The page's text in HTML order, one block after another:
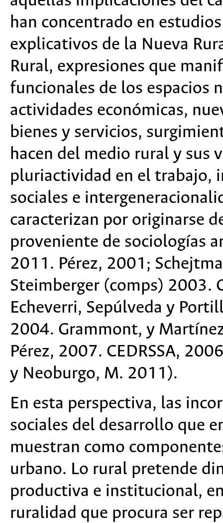
han concentrado en
explicativos de la Nueva
Rural, expresiones que
funcionales de los espacios
actividades económicas,
bienes y servicios,
hacen del medio rural y sus
pluriactividad en el trabajo,
sociales e
caracterizan por originarse
proveniente de sociologías
2011. Pérez, 2001;
Steimberger (comps) 2003.
Echeverri, Sepúlveda y
2004. Grammont, y
Pérez, 2007. CEDRSSA,
y Neoburgo, M. 2011).
En esta perspectiva, las
sociales del desarrollo que
muestran como
urbano. Lo rural pretende
productiva e institucional,
ruralidad que procura ser